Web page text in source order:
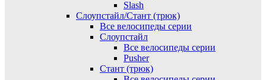
Slash
Слоупстайл/Стант (трюк)
Все велосипеды серии
Слоупстайл
Все велосипеды серии
Pusher
Стант (трюк)